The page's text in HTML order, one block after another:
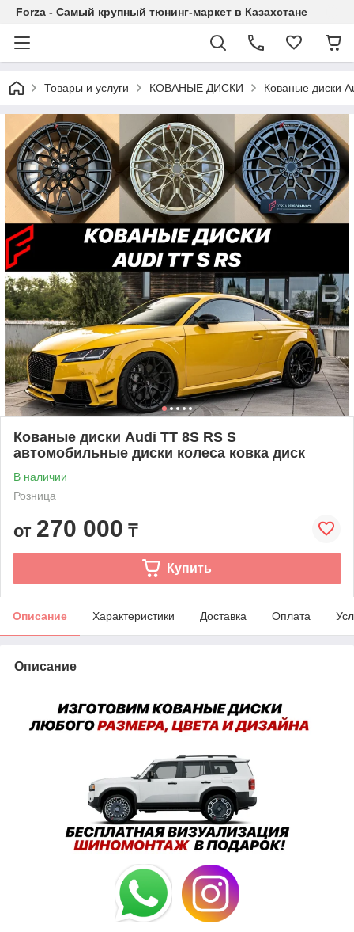
Forza - Самый крупный тюнинг-маркет в Казахстане
Товары и услуги КОВАНЫЕ ДИСКИ Кованые диски
Кованые диски Audi TT 8S RS S
автомобильные диски колеса ковка диск
В наличии
Розница
от 270 000 ₸
Купить
Описание Характеристики Доставка Оплата
Описание